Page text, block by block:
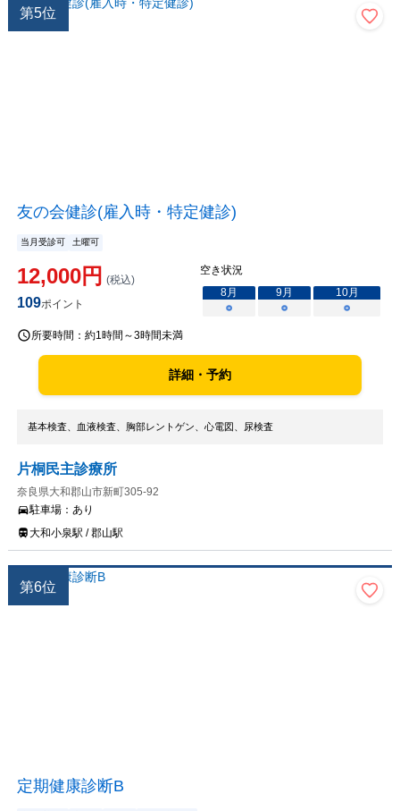
第5位
友の会健診(雇入時・特定健診)
当月受診可 土曜可
12,000円 (税込)
109ポイント
空き状況
8月 9月 10月
○
○ ○
所要時間： 約1時間～3時間未満
詳細・予約
基本検査、血液検査、胸部レントゲン、心電図、尿検査
片桐民主診療所
奈良県大和郡山市新町305-92
駐車場： あり
大和小泉駅 / 郡山駅
第6位
定期健康診断B